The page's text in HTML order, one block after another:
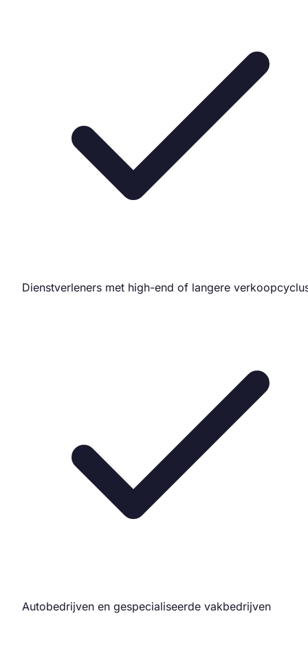
Dienstverleners met high-end of langere
Autobedrijven en gespecialiseerde vakbedrijven